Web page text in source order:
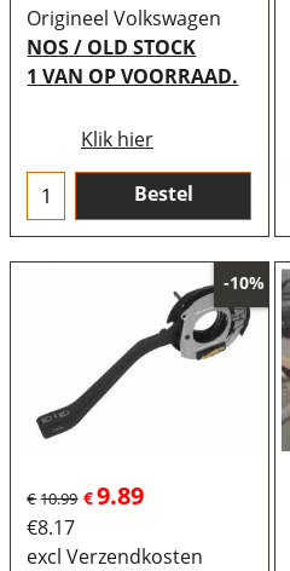
Origineel Volkswagen
NOS / OLD STOCK
1 VAN OP VOORRAAD.
Klik hier
Bestel
-10%
€10.99 €9.89
€8.17
excl Verzendkosten